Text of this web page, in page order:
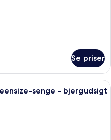
Se priser
Et hotelværelse med to senge, et
senge - bjergudsigt